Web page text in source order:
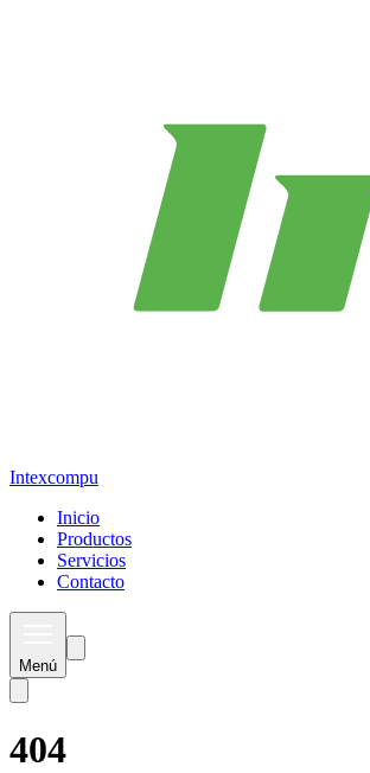
Intexcompu
Inicio
Productos
Servicios
Contacto
Menú
404